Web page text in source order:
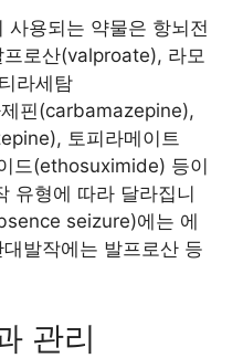
사용되는 약물은 항뇌전
로산(valproate), 라모
라세탐
핀(carbamazepine),
토피라메이트
드(ethosuximide) 등이
유형에 따라 달라집니
seizure)에는 에
발작에는 발프로산 등
관리